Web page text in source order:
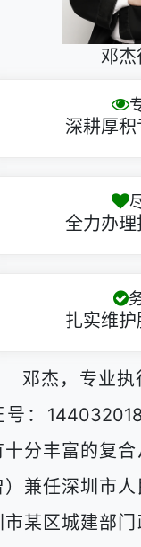
邓杰
深耕厚
全力办
扎实维
邓杰，专业
号：
十分丰富的复
）兼任深圳市
市某区城建部